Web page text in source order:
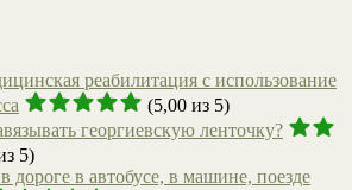
реабилитация с использование
(5,00 из 5)
георгиевскую ленточку?
5)
дороге в автобусе, в машине, поезде